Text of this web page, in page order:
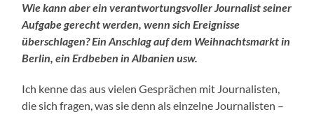
Wie kann aber ein verantwortungsvoller Journalist seiner
Aufgabe gerecht werden, wenn sich Ereignisse
überschlagen? Ein Anschlag auf dem Weihnachtsmarkt in
Berlin, ein Erdbeben in Albanien usw.
Ich kenne das aus vielen Gesprächen mit Journalisten,
die sich fragen, was sie denn als einzelne Journalisten –